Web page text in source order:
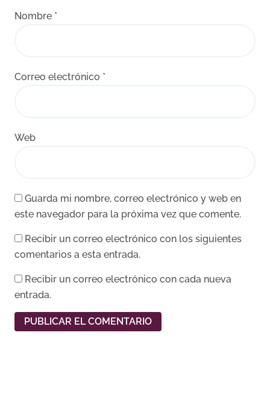
Nombre *
Correo electrónico *
Web
Guarda mi nombre, correo electrónico y web en
este navegador para la próxima vez que comente.
Recibir un correo electrónico con los siguientes
comentarios a esta entrada.
Recibir un correo electrónico con cada nueva
entrada.